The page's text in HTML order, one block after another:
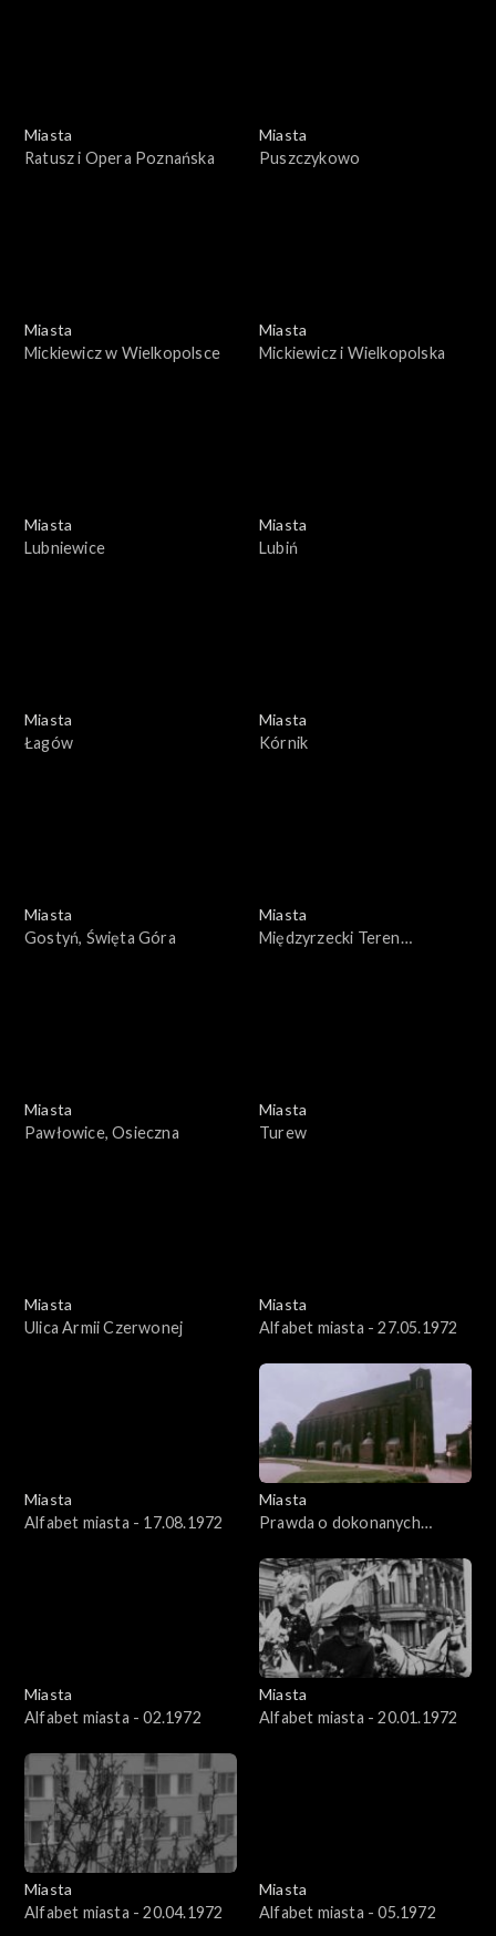
Miasta
Ratusz i Opera Poznańska
Miasta
Puszczykowo
Miasta
Mickiewicz w Wielkopolsce
Miasta
Mickiewicz i Wielkopolska
Miasta
Lubniewice
Miasta
Lubiń
Miasta
Łagów
Miasta
Kórnik
Miasta
Gostyń, Święta Góra
Miasta
Międzyrzecki Teren
Miasta
Pawłowice, Osieczna
Miasta
Turew
Miasta
Ulica Armii Czerwonej
Miasta
Alfabet miasta - 27.05.1972
Miasta
Alfabet miasta - 17.08.1972
Miasta
Prawda o dokonanych
Wrocławiu
Miasta
Alfabet miasta - 02.1972
Miasta
Alfabet miasta - 20.01.1972
Miasta
Alfabet miasta - 20.04.1972
Miasta
Alfabet miasta - 05.1972